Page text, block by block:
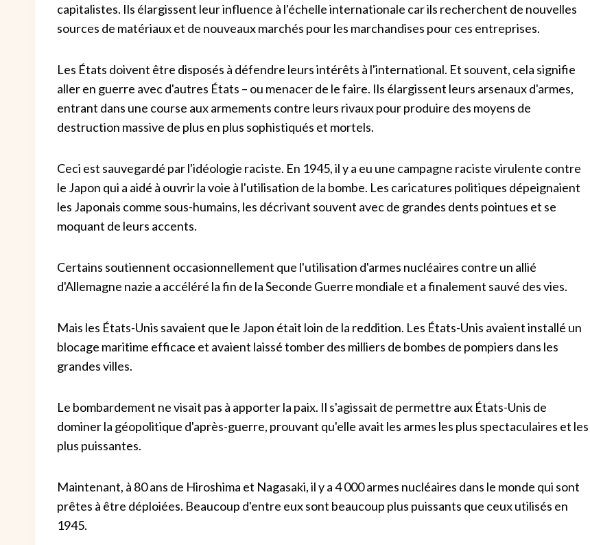
capitalistes. Ils élargissent leur influence à l'échelle internationale car ils recherchent de nouvelles
sources de matériaux et de nouveaux marchés pour les marchandises pour ces entreprises.
Les États doivent être disposés à défendre leurs intérêts à l'international. Et souvent, cela signifie
aller en guerre avec d'autres États – ou menacer de le faire. Ils élargissent leurs arsenaux d'armes,
entrant dans une course aux armements contre leurs rivaux pour produire des moyens de
destruction massive de plus en plus sophistiqués et mortels.
Ceci est sauvegardé par l'idéologie raciste. En 1945, il y a eu une campagne raciste virulente contre
le Japon qui a aidé à ouvrir la voie à l'utilisation de la bombe. Les caricatures politiques dépeignaient
les Japonais comme sous-humains, les décrivant souvent avec de grandes dents pointues et se
moquant de leurs accents.
Certains soutiennent occasionnellement que l'utilisation d'armes nucléaires contre un allié
d'Allemagne nazie a accéléré la fin de la Seconde Guerre mondiale et a finalement sauvé des vies.
Mais les États-Unis savaient que le Japon était loin de la reddition. Les États-Unis avaient installé un
blocage maritime efficace et avaient laissé tomber des milliers de bombes de pompiers dans les
grandes villes.
Le bombardement ne visait pas à apporter la paix. Il s'agissait de permettre aux États-Unis de
dominer la géopolitique d'après-guerre, prouvant qu'elle avait les armes les plus spectaculaires et les
plus puissantes.
Maintenant, à 80 ans de Hiroshima et Nagasaki, il y a 4 000 armes nucléaires dans le monde qui sont
prêtes à être déploiées. Beaucoup d'entre eux sont beaucoup plus puissants que ceux utilisés en
1945.